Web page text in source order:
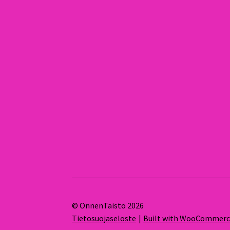
© OnnenTaisto 2026
Tietosuojaseloste
Built with